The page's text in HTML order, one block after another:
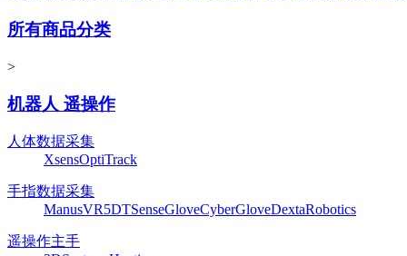
所有商品分类
>
机器人 遥操作
人体数据采集
XsensOptiTrack
手指数据采集
ManusVR5DTSenseGloveCyberGloveDextaRobotics
遥操作主手